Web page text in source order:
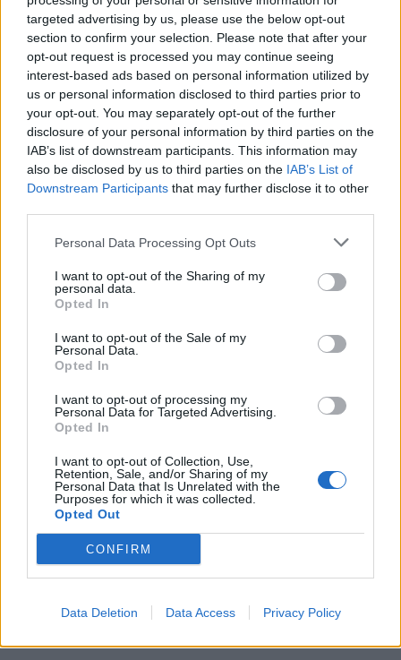
targeted advertising by us, please use the below opt-out
section to confirm your selection. Please note that after your
opt-out request is processed you may continue seeing
interest-based ads based on personal information utilized by
us or personal information disclosed to third parties prior to
your opt-out. You may separately opt-out of the further
disclosure of your personal information by third parties on the
IAB’s list of downstream participants. This information may
also be disclosed by us to third parties on the IAB’s List of
Downstream Participants that may further disclose it to other
Personal Data Processing Opt Outs
I want to opt-out of the Sharing of my
personal data.
Opted In
I want to opt-out of the Sale of my
Personal Data.
Opted In
I want to opt-out of processing my
Personal Data for Targeted Advertising.
Opted In
I want to opt-out of Collection, Use,
Retention, Sale, and/or Sharing of my
Personal Data that Is Unrelated with the
Purposes for which it was collected.
Opted Out
CONFIRM
Data Deletion Data Access Privacy Policy
Pripravte vašu pokožku
na sychravé dni
Starostlivosť o pleť v
lete
HODNOTENIE OBCHODU
Objednávala som po prvý
krát cez váš obchod. Tovar
poriadku . Prvá skúsenosť
11.9.2023 06:31
Spokojnosť na 100%
10.8.2023 04:47
Získajte viac informácií o Dermocentrum.sk